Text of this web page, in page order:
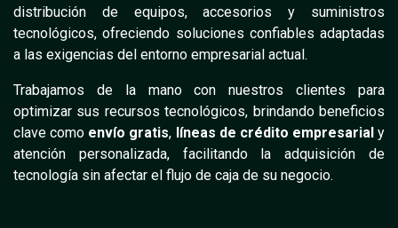
distribución de equipos, accesorios y suministros
tecnológicos, ofreciendo soluciones confiables adaptadas
a las exigencias del entorno empresarial actual.
Trabajamos de la mano con nuestros clientes para
optimizar sus recursos tecnológicos, brindando beneficios
clave como envío gratis, líneas de crédito empresarialy
atención personalizada, facilitando la adquisición de
tecnología sin afectar el flujo de caja de su negocio.